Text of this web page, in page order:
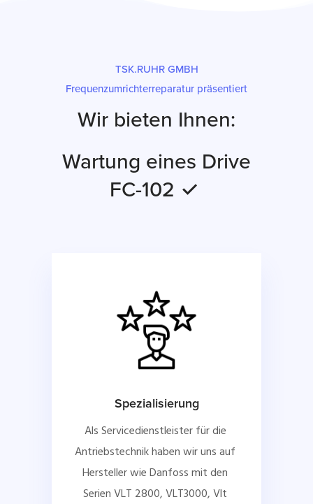
TSK.RUHR GMBH
Frequenzumrichterreparatur präsentiert
Wir bieten Ihnen:
Wartung eines Drive
FC-102 ✓
Spezialisierung
Als Servicedienstleister für die
Antriebstechnik haben wir uns auf
Hersteller wie Danfoss mit den
Serien VLT 2800, VLT3000, Vlt